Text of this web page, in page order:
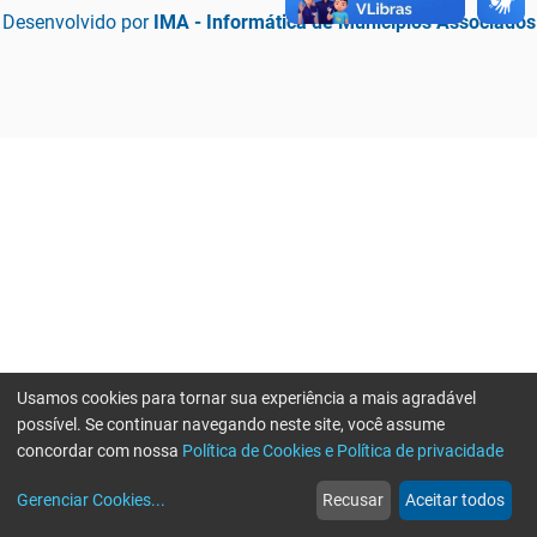
Desenvolvido por IMA - Informática de Municípios Associados
web
Notícias
more_horiz
Mais
Usamos cookies para tornar sua experiência a mais agradável
possível. Se continuar navegando neste site, você assume
concordar com nossa Política de Cookies e Política de privacidade
Gerenciar Cookies... Recusar Aceitar todos
Erro ao enviar informações, por favor tente novamente